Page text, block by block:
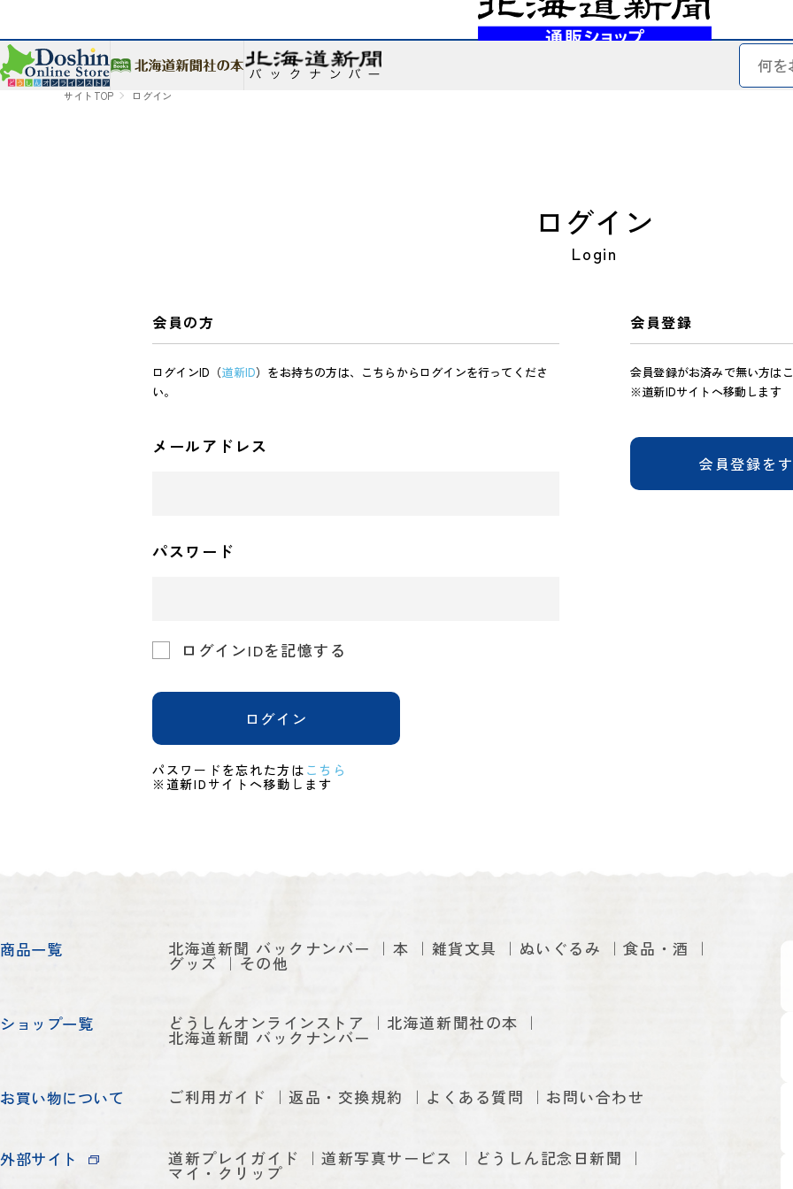
サイトTOP ログイン
ログイン
Login
会員の方
ログインID（道新ID）をお持ちの方は、こちらからログインを行ってくださ
い。
メールアドレス
パスワード
ログインIDを記憶する
ログイン
パスワードを忘れた方は こちら
※道新IDサイトへ移動します
会員登録
会員登録がお済みで無い方は
※道新IDサイトへ移動します
会員登録を
商品一覧 北海道新聞 バックナンバー 本 雑貨文具 ぬいぐるみ 食品・酒
グッズ その他
ショップ一覧 どうしんオンラインストア 北海道新聞社の本
北海道新聞 バックナンバー
お買い物について ご利用ガイド 返品・交換規約 よくある質問 お問い合わせ
外部サイト 道新プレイガイド 道新写真サービス どうしん記念日新聞
マイ・クリップ